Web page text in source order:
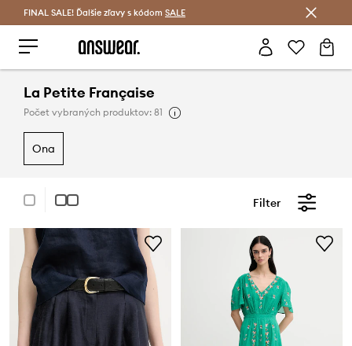
Šetrite s Answear Club >
FINAL SALE! Ďalšie zľavy s kódom SALE
La Petite Française
Počet vybraných produktov: 81
ona
Filter